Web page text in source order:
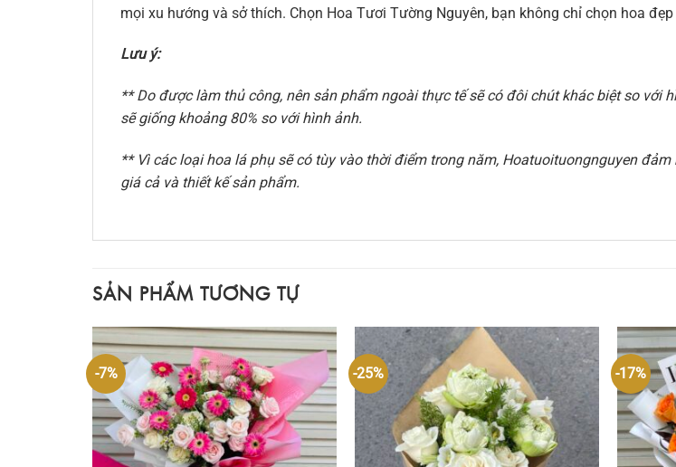
mọi xu hướng và sở thích. Chọn Hoa Tươi Tường Nguyên, bạn không chỉ chọn hoa
Lưu ý:
** Do được làm thủ công, nên sản phẩm ngoài thực tế sẽ có đôi chút khác biệt so với
sẽ giống khoảng 80% so với hình ảnh.
** Vì các loại hoa lá phụ sẽ có tùy vào thời điểm trong năm, Hoatuoituongnguyen
giá cả và thiết kế sản phẩm.
SẢN PHẨM TƯƠNG TỰ
-7% -25% -17%